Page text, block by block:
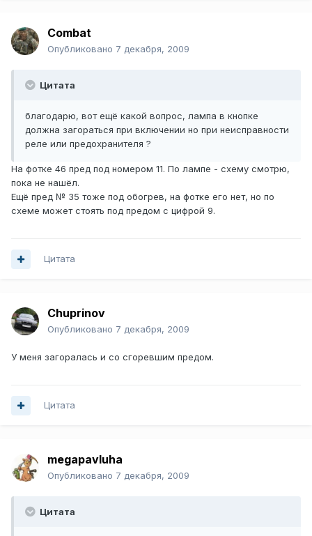
Combat
Опубликовано 7 декабря, 2009
Цитата
благодарю, вот ещё какой вопрос, лампа в кнопке
должна загораться при включении но при неисправности
реле или предохранителя ?
На фотке 46 пред под номером 11. По лампе - схему смотрю,
пока не нашёл.
Ещё пред № 35 тоже под обогрев, на фотке его нет, но по
схеме может стоять под предом с цифрой 9.
Цитата
Chuprinov
Опубликовано 7 декабря, 2009
У меня загоралась и со сгоревшим предом.
Цитата
megapavluha
Опубликовано 7 декабря, 2009
Цитата